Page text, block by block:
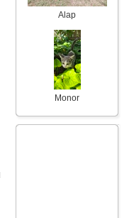
Alap
Monor